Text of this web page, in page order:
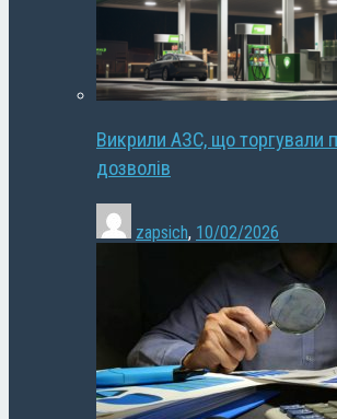
Викрили АЗС, що торгували
дозволів
zapsich, 10/02/2026